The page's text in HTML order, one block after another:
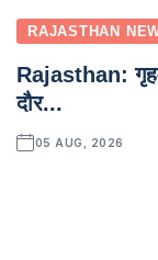
RAJASTHAN
Rajasthan:
दौर...
05 AUG, 2026